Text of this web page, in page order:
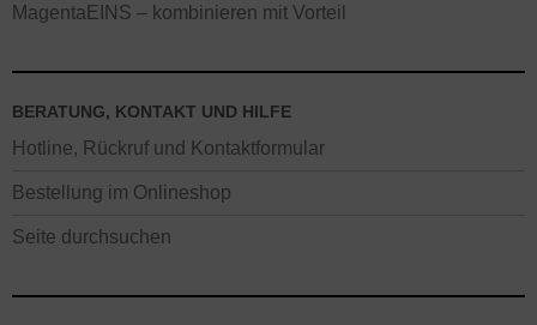
MagentaEINS – kombinieren mit Vorteil
BERATUNG, KONTAKT UND HILFE
Hotline, Rückruf und Kontaktformular
Bestellung im Onlineshop
Seite durchsuchen